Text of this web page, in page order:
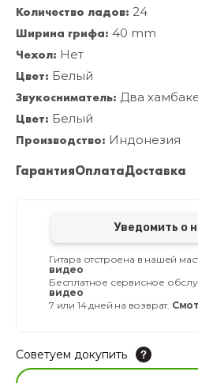
Количество ладов: 24
Ширина грифа: 40 mm
Чехол: Нет
Цвет: Белый
Звукосниматель: Два
Цвет: Белый
Производство: Индонезия
ГарантияОплатаДоставка
Уведомить о
Гитара отстроена в нашей
видео
Бесплатное сервисное
видео
7 или 14 дней на возврат.
Советуем докупить
Увлажнитель для